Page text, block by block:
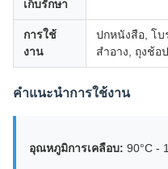
เก็บรักษา
การใช้
งาน
ปกหนังสือ, โบ
สำอาง, ถุงช้
คำแนะนำการใช้งาน
อุณหภูมิการเคลือบ: 90°C -